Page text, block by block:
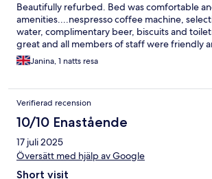
Beautifully refurbed. Bed was comfortable
amenities....nespresso coffee machine,
water, complimentary beer, biscuits and
great and all members of staff were friendly
Janina, 1 natts resa
Verifierad recension
10/10 Enastående
17 juli 2025
Översätt med hjälp av Google
Short visit